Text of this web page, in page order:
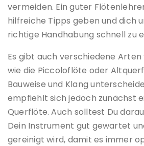
vermeiden. Ein guter
hilfreiche Tipps geben und dich
richtige Handhabung schnell zu
Es gibt auch verschiedene
wie die Piccoloflöte oder
Bauweise und Klang
empfiehlt sich jedoch zunächst
Querflöte. Auch solltest Du
Dein Instrument gut gewartet
gereinigt wird, damit es immer